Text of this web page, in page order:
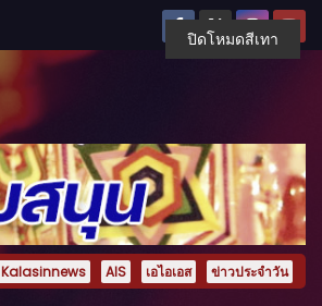
Kalasinnews AIS เอไอเอส ข่าวประจำวัน
ปิดโหมดสีเทา